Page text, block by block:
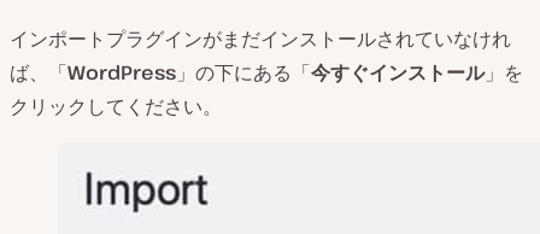
インポートプラグインがまだインストールされていなけれ
ば、「WordPress 」の下にある「今すぐインストール」を
クリックしてください。